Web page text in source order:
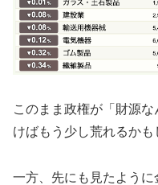
このまま政権が「財源
けばもう少し荒れるかも
一方、先にも見たよう